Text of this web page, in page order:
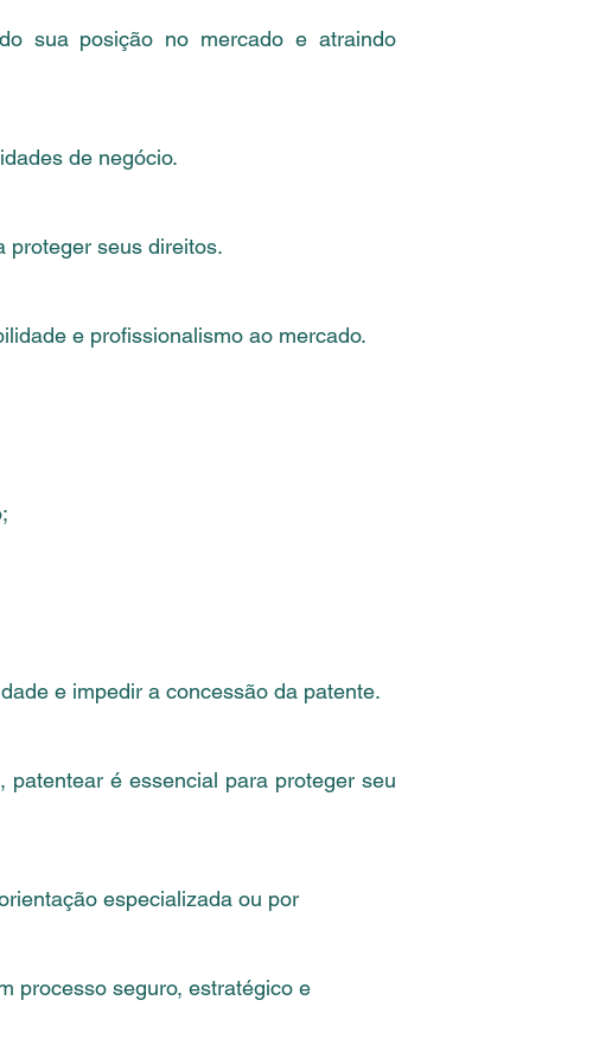
sua posição no mercado e atraindo
de negócio.
proteger seus direitos.
e profissionalismo ao mercado.
e impedir a concessão da patente.
é essencial para proteger seu
especializada ou por
processo seguro, estratégico e